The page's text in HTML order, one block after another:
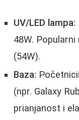
UV/LED lampa:
48W.
(54W).
Baza:
(npr. Galaxy
prianjanost i